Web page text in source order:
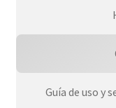
Guía de uso y